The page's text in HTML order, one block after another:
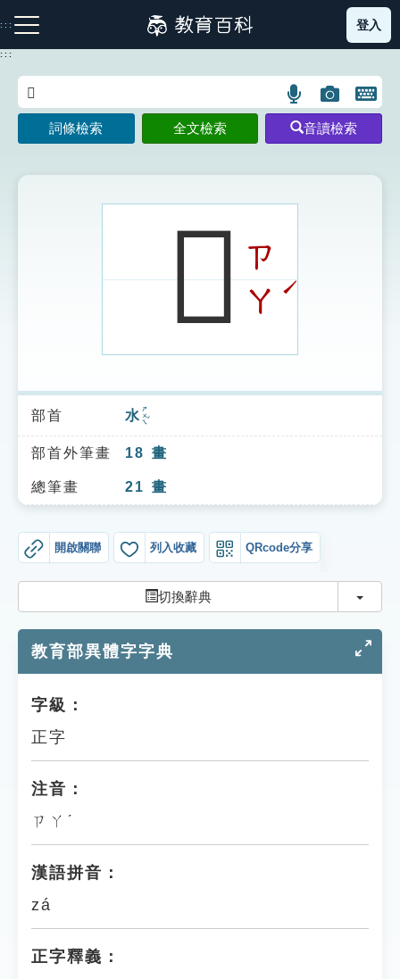
到
主
:::
注音索引圖示 筆畫索引圖示 部首索引表圖示
索引選單
知識索引
單字索引
遊戲專區
教學應用
貓頭鷹博士
登入
:::
語
言
搜
示
圖
片
搜
開
鍵
圖
詞條檢索 全文檢索 音讀檢索
𤄔ㄗ
ㄚˊ
部首 水 ㄕㄨㄟˇ
部首外筆畫 18 畫
總筆畫 21 畫
開啟關聯 列入收藏 QRcode分享
切換辭典 切換
教育部異體字字典
字級：
正字
注音：
ㄗㄚˊ
漢語拼音：
zá
正字釋義：